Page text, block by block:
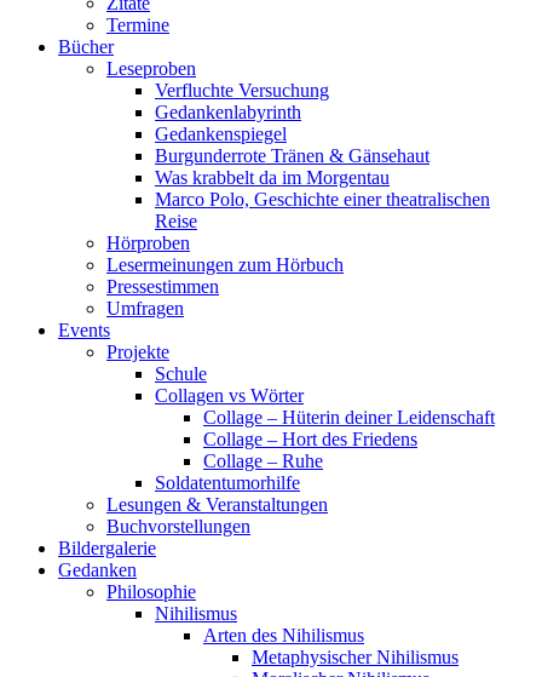
Termine
Bücher
Leseproben
Verfluchte Versuchung
Gedankenlabyrinth
Gedankenspiegel
Burgunderrote Tränen & Gänsehaut
Was krabbelt da im Morgentau
Marco Polo, Geschichte einer theatralischen
Reise
Hörproben
Lesermeinungen zum Hörbuch
Pressestimmen
Umfragen
Events
Projekte
Schule
Collagen vs Wörter
Collage – Hüterin deiner Leidenschaft
Collage – Hort des Friedens
Collage – Ruhe
Soldatentumorhilfe
Lesungen & Veranstaltungen
Buchvorstellungen
Bildergalerie
Gedanken
Philosophie
Nihilismus
Arten des Nihilismus
Metaphysischer Nihilismus